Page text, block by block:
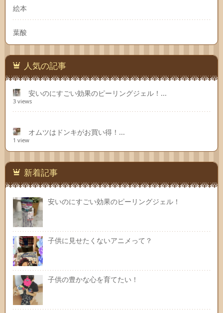
絵本
葉酸
人気の記事
安いのにすごい効果のピーリングジェル！...
3 views
オムツはドンキがお買い得！...
1 view
新着記事
安いのにすごい効果のピーリングジェル！
子供に見せたくないアニメって？
子供の豊かな心を育てたい！